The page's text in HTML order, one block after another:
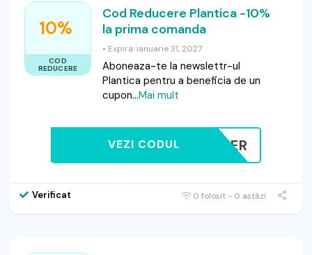
10%
COD
REDUCERE
Cod Reducere Plantica -10%
la prima comanda
• Expira: ianuarie 31, 2027
Aboneaza-te la newslettr-ul
Plantica pentru a beneficia de un
cupon...Mai mult
EWSLETTER
VEZI CODUL
Verificat 0 folosit - 0 astăzi